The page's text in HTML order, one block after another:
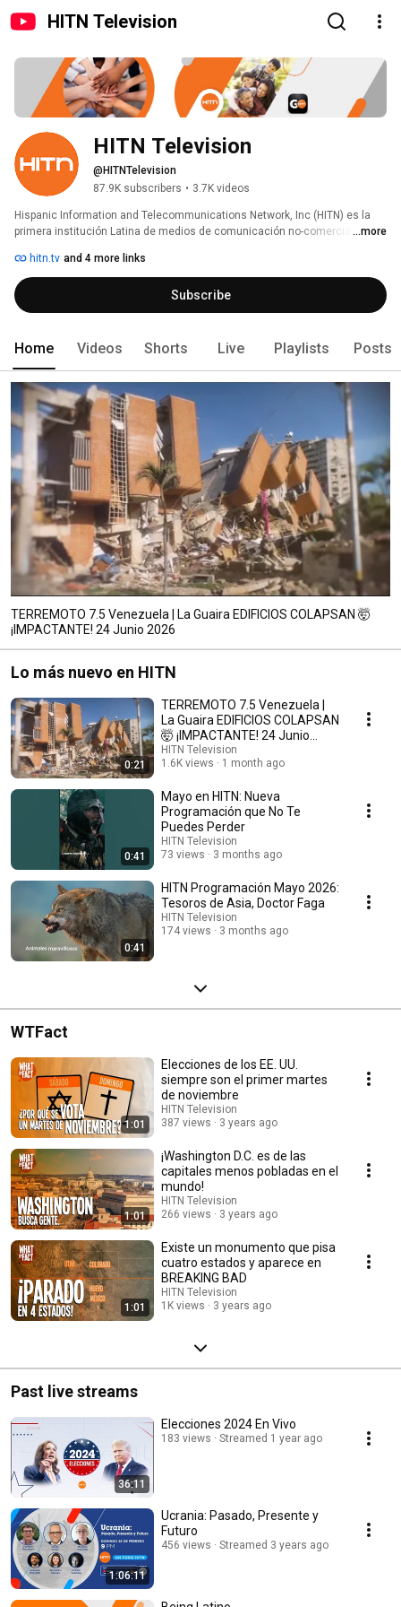
HITN Television
HITN Television
@HITNTelevision
87.9K subscribers • 3.7K videos
Hispanic Information and Telecommunications Network, Inc (HITN) es la
primera institución Latina de medios de comunicación no-comercial, en
programación educativa a más de 36 millones de hogares en la nación a
través de satélite y cable. La programación de HITN se enfoca en temas de
salud, finanzas y educación. La misión de HITN es avanzar las
aspiraciones educativas, socioeconómicas y culturales de los Latinos.
...more
hitn.tv and 4 more links
Subscribe
Home Videos Shorts Live Playlists Posts
TERREMOTO 7.5 Venezuela | La Guaira EDIFICIOS COLAPSAN 🤯
¡IMPACTANTE! 24 Junio 2026
Lo más nuevo en HITN
0:21
TERREMOTO 7.5 Venezuela |
La Guaira EDIFICIOS COLAPSAN
🤯 ¡IMPACTANTE! 24 Junio
2026
HITN Television
1.6K views
1 month ago
0:41
Mayo en HITN: Nueva
Programación que No Te
Puedes Perder
HITN Television
73 views
3 months ago
0:41
HITN Programación Mayo 2026:
Tesoros de Asia, Doctor Faga
HITN Television
174 views
3 months ago
WTFact
1:01
Elecciones de los EE. UU.
siempre son el primer martes
de noviembre
HITN Television
387 views
3 years ago
1:01
¡Washington D.C. es de las
capitales menos pobladas en el
mundo!
HITN Television
266 views
3 years ago
1:01
Existe un monumento que pisa
cuatro estados y aparece en
BREAKING BAD
HITN Television
1K views
3 years ago
Past live streams
36:11
Elecciones 2024 En Vivo
183 views Streamed 1 year ago
1:06:11
Ucrania: Pasado, Presente y
Futuro
456 views Streamed 3 years ago